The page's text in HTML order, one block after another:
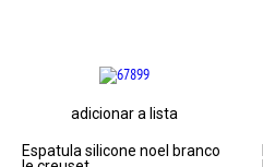
adicionar a lista
Espatula silicone noel branco